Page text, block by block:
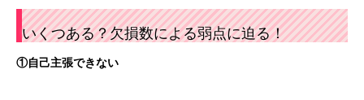
いくつある？欠損数による弱点に迫る！
①自己主張できない